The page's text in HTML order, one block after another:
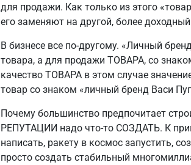
для продажи. Как только из этого
его заменяют на другой, более
В бизнесе все по-другому. «Личный
товара, а для продажи ТОВАРА, со
качество ТОВАРА в этом случае
товар со знаком «личный бренд Васи
Почему большинство предпочитает
РЕПУТАЦИИ надо что-то СОЗДАТЬ. К
написать, ракету в космос запустить,
просто создать стабильный